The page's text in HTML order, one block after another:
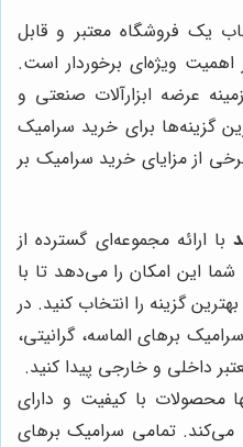
یک فروشگاه معتبر و قابل
اهمیت ویژه‌ای برخوردار است.
عرضه ابزارآلات صنعتی و
گزینه‌ها برای خرید سرامیک
از مزایای خرید سرامیک بر
با ارائه مجموعه‌ای گسترده از
این امکان را می‌دهد تا با
گزینه را انتخاب کنید. در
برهای الماسه، گرانیتی،
داخلی و خارجی پیدا کنید.
محصولات با کیفیت و دارای
می‌کند. تمامی سرامیک برهای